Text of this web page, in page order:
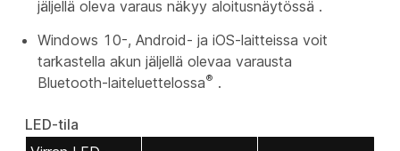
jäljellä oleva varaus näkyy aloitusnäytössä .
Windows 10-, Android- ja iOS-laitteissa voit
tarkastella akun jäljellä olevaa varausta
Bluetooth-laiteluettelossa® .
LED-tila